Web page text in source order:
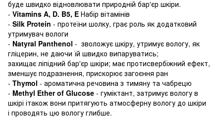
буде швидко відновлювати природній бар'єр шкіри.
- Vitamins A, D. B5, E Набір вітамінів
- Silk Protein - протеїни шолку, грає роль як додатковий
утримувач вологи
- Natyral Panthenol - зволожує шкіру, утримує вологу, як
гліцерин, не даючи їй швидко випаруватись;
захищає ліпідний бар'єр шкіри; має протисвербіжний ефект,
зменшує подразнення, прискорює загоєння ран
- Thymol - ароматична речовина з тимяну та чабрецю
- Methyl Ether of Glucose - гуміктант, затримує вологу в
шкірі ітакож вони притягують атмосферну вологу до шкіри
і проводять цю вологу глибше.